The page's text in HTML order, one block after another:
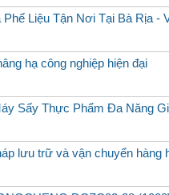
Liệu Tận Nơi Tại Bà Rịa -
hạ công nghiệp hiện đại
Sấy Thực Phẩm Đa Năng
lưu trữ và vận chuyển hàng